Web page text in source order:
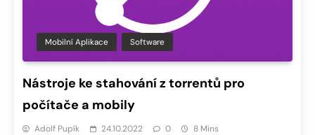
Mobilní Aplikace Software
Nástroje ke stahování z torrentů pro
počítače a mobily
Adolf Pupík 24.10.2022 0 8 Mins